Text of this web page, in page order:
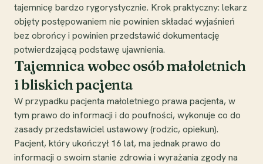
tajemnicę bardzo rygorystycznie. Krok praktyczny: lekarz
objęty postępowaniem nie powinien składać wyjaśnień
bez obrońcy i powinien przedstawić dokumentację
potwierdzającą podstawę ujawnienia.
Tajemnica wobec osób małoletnich
i bliskich pacjenta
W przypadku pacjenta małoletniego prawa pacjenta, w
tym prawo do informacji i do poufności, wykonuje co do
zasady przedstawiciel ustawowy (rodzic, opiekun).
Pacjent, który ukończył 16 lat, ma jednak prawo do
informacji o swoim stanie zdrowia i wyrażania zgody na